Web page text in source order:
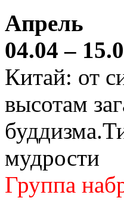
Апрель
04.04 –
Китай: от
высотам
мудрости
Группа